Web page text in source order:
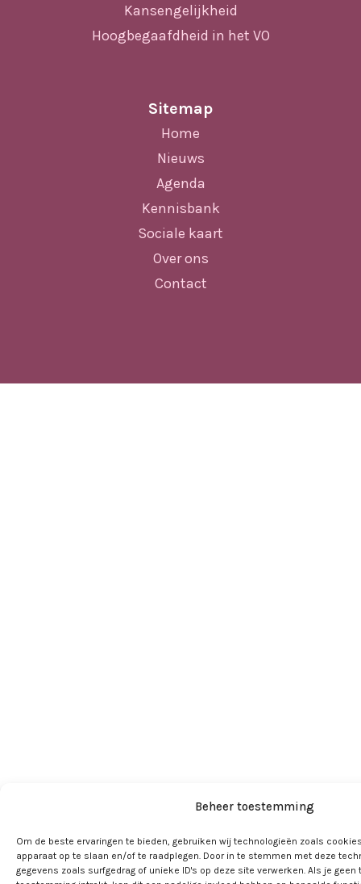
Beheer toestemming
Om de beste ervaringen te bieden, gebruiken wij technologieën zoals
apparaat op te slaan en/of te raadplegen. Door in te stemmen met deze
gegevens zoals surfgedrag of unieke ID's op deze site verwerken. Als je
Kansengelijkheid
Hoogbegaafdheid in het VO
Sitemap
Home
Nieuws
Agenda
Kennisbank
Sociale kaart
Over ons
Contact